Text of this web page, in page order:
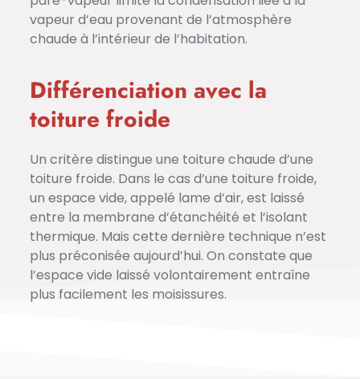
vapeur d’eau provenant de l’atmosphère
chaude à l’intérieur de l’habitation.
Différenciation avec la
toiture froide
Un critère distingue une toiture chaude d’une
toiture froide. Dans le cas d’une toiture froide,
un espace vide, appelé lame d’air, est laissé
entre la membrane d’étanchéité et l’isolant
thermique. Mais cette dernière technique n’est
plus préconisée aujourd’hui. On constate que
l’espace vide laissé volontairement entraîne
plus facilement les moisissures.